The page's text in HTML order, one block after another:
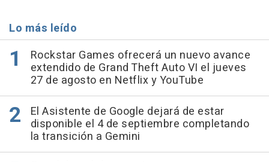
Lo más leído
Rockstar Games ofrecerá un nuevo avance
extendido de Grand Theft Auto VI el jueves
27 de agosto en Netflix y YouTube
El Asistente de Google dejará de estar
disponible el 4 de septiembre completando
la transición a Gemini